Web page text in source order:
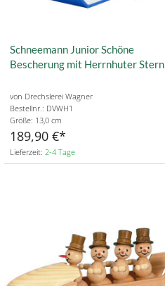
Schneemann Junior Schöne
Bescherung mit Herrnhuter Stern
von Drechslerei Wagner
Bestellnr.: DVWH1
Größe: 13,0 cm
189,90 €
Lieferzeit: 2-4 Tage